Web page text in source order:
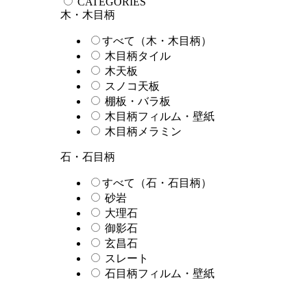
木・木目柄
すべて（木・木目柄）
木目柄タイル
木天板
スノコ天板
棚板・バラ板
木目柄フィルム・壁紙
木目柄メラミン
石・石目柄
すべて（石・石目柄）
砂岩
大理石
御影石
玄昌石
スレート
石目柄フィルム・壁紙